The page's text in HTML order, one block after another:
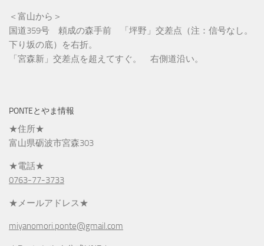
＜富山から＞
国道359号 頼成の森手前 「坪野」交差点（注：信号なし。
下り坂の底）を右折。
「宮森新」交差点を超えてすぐ。 右側道沿い。
PONTEとやま情報
★住所★
富山県砺波市宮森303
★電話★
0763-77-3733
★メールアドレス★
miyanomori.ponte@gmail.com